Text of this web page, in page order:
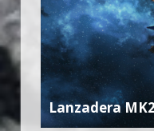
Lanzadera MK2